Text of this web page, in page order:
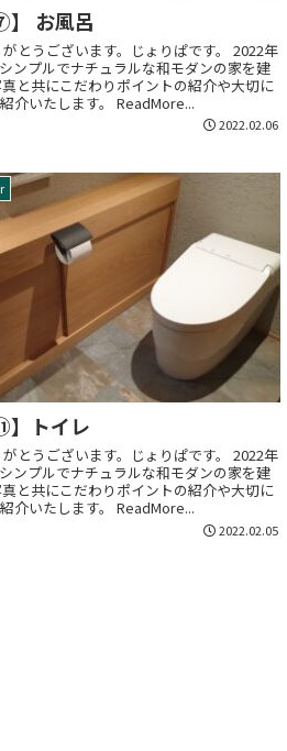
】 お風呂
とうございます。じょりぱです。 2022年
ンプルでナチュラルな和モダンの家を建
と共にこだわりポイントの紹介や大切に
介いたします。 ReadMore...
2022.02.06
】トイレ
とうございます。じょりぱです。 2022年
ンプルでナチュラルな和モダンの家を建
と共にこだわりポイントの紹介や大切に
介いたします。 ReadMore...
2022.02.05